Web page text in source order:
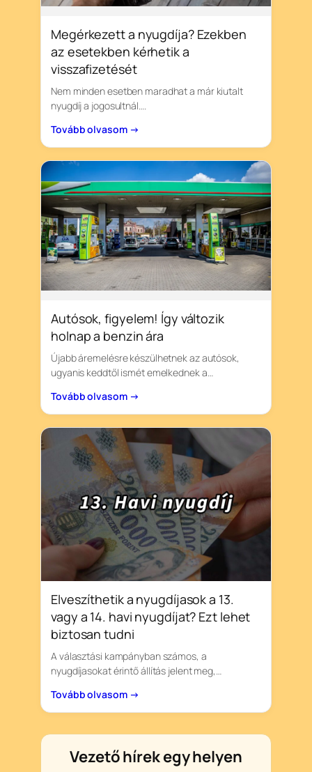
Megérkezett a nyugdíja? Ezekben
az esetekben kérhetik a
visszafizetését
Nem minden esetben maradhat a már kiutalt
nyugdíj a jogosultnál….
Tovább olvasom →
Autósok, figyelem! Így változik
holnap a benzin ára
Újabb áremelésre készülhetnek az autósok,
ugyanis keddtől ismét emelkednek a…
Tovább olvasom →
Elveszíthetik a nyugdíjasok a 13.
vagy a 14. havi nyugdíjat? Ezt lehet
biztosan tudni
A választási kampányban számos, a
nyugdíjasokat érintő állítás jelent meg,…
Tovább olvasom →
Vezető hírek egy helyen